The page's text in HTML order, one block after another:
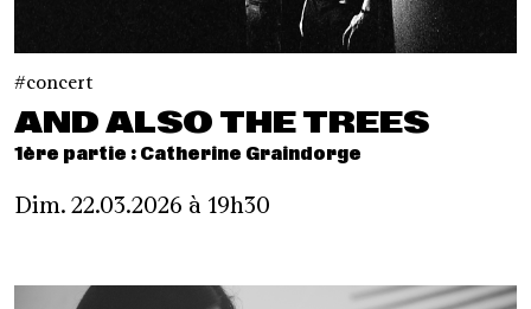
concert
AND ALSO THE TREES
1ère partie : Catherine Graindorge
Dim. 22.03.2026 à 19h30